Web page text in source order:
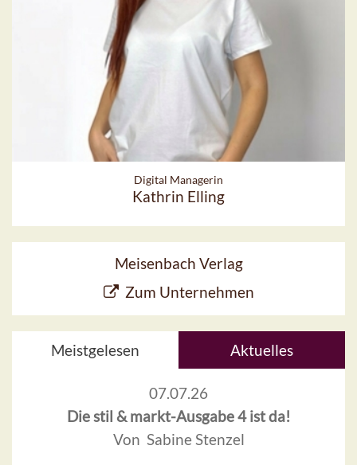
Digital Managerin
Kathrin Elling
Meisenbach Verlag
Zum Unternehmen
Meistgelesen Aktuelles
07.07.26
Die stil & markt-Ausgabe 4 ist da!
Von Sabine Stenzel